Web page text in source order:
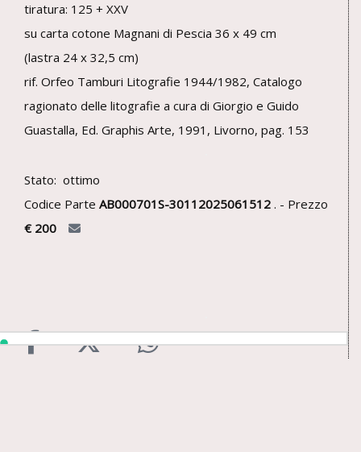
tiratura: 125 + XXV
su carta cotone Magnani di Pescia 36 x 49 cm
(lastra 24 x 32,5 cm)
rif. Orfeo Tamburi Litografie 1944/1982, Catalogo
ragionato delle litografie a cura di Giorgio e Guido
Guastalla, Ed. Graphis Arte, 1991, Livorno, pag. 153
Stato: ottimo
Codice Parte AB000701S-30112025061512 . - Prezzo
€ 200